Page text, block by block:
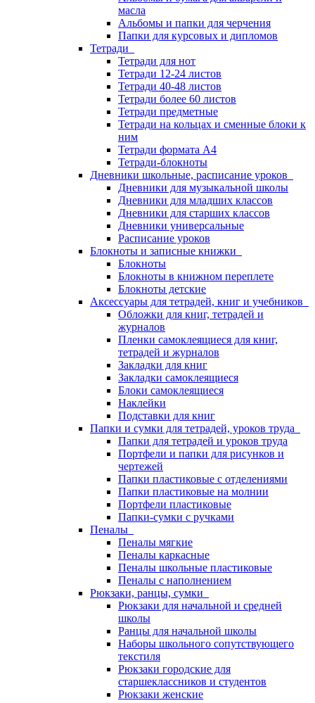
масла
Альбомы и папки для черчения
Папки для курсовых и дипломов
Тетради
Тетради для нот
Тетради 12-24 листов
Тетради 40-48 листов
Тетради более 60 листов
Тетради предметные
Тетради на кольцах и сменные блоки к
ним
Тетради формата А4
Тетради-блокноты
Дневники школьные, расписание уроков
Дневники для музыкальной школы
Дневники для младших классов
Дневники для старших классов
Дневники универсальные
Расписание уроков
Блокноты и записные книжки
Блокноты
Блокноты в книжном переплете
Блокноты детские
Аксессуары для тетрадей, книг и учебников
Обложки для книг, тетрадей и
журналов
Пленки самоклеящиеся для книг,
тетрадей и журналов
Закладки для книг
Закладки самоклеящиеся
Блоки самоклеящиеся
Наклейки
Подставки для книг
Папки и сумки для тетрадей, уроков труда
Папки для тетрадей и уроков труда
Портфели и папки для рисунков и
чертежей
Папки пластиковые с отделениями
Папки пластиковые на молнии
Портфели пластиковые
Папки-сумки с ручками
Пеналы
Пеналы мягкие
Пеналы каркасные
Пеналы школьные пластиковые
Пеналы с наполнением
Рюкзаки, ранцы, сумки
Рюкзаки для начальной и средней
школы
Ранцы для начальной школы
Наборы школьного сопутствующего
текстиля
Рюкзаки городские для
старшеклассников и студентов
Рюкзаки женские